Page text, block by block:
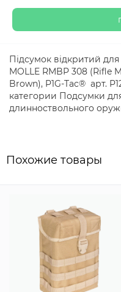
Підсумок відкритий для
MOLLE RMBP 308 (Rifle
Brown), P1G-Tac® арт.
категории Подсумки
длинноствольного
Похожие товары